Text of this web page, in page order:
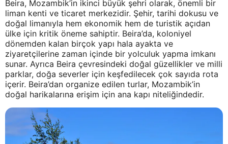
Beira, Mozambik’in ikinci büyük şehri olarak, önemli bir
liman kenti ve ticaret merkezidir. Şehir, tarihi dokusu ve
doğal limanıyla hem ekonomik hem de turistik açıdan
ülke için kritik öneme sahiptir. Beira’da, koloniyel
dönemden kalan birçok yapı hala ayakta ve
ziyaretçilerine zaman içinde bir yolculuk yapma imkanı
sunar. Ayrıca Beira çevresindeki doğal güzellikler ve milli
parklar, doğa severler için keşfedilecek çok sayıda rota
içerir. Beira’dan organize edilen turlar, Mozambik’in
doğal harikalarına erişim için ana kapı niteliğindedir.